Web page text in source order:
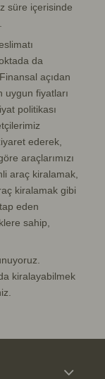
süre içerisinde
da
açıdan
uygun fiyatları
politikası
ederek,
araçlarımızı
araç kiralamak,
kiralamak gibi
eden
sahip,
kiralayabilmek